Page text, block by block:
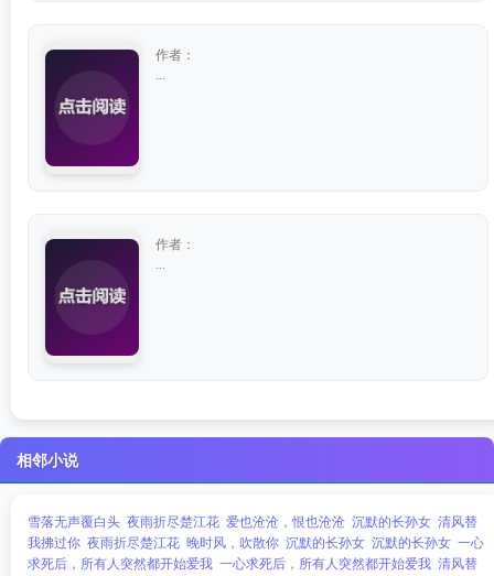
作者：
作者：
相邻小说
雪落无声覆白头 夜雨折尽楚江花 爱也沧沧，恨也沧沧 沉默的长孙女 清风替
我拂过你 夜雨折尽楚江花 晚时风，吹散你 沉默的长孙女 沉默的长孙女 一心
求死后，所有人突然都开始爱我 一心求死后，所有人突然都开始爱我 清风替